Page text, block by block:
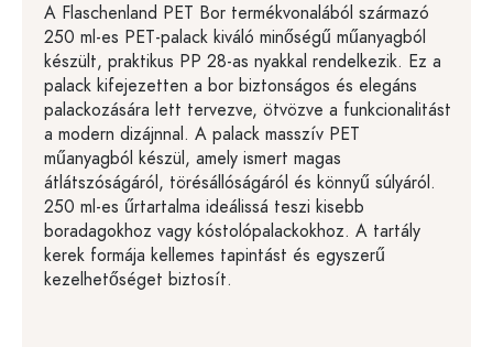
A Flaschenland PET Bor termékvonalából származó
250 ml-es PET-palack kiváló minőségű műanyagból
készült, praktikus PP 28-as nyakkal rendelkezik. Ez a
palack kifejezetten a bor biztonságos és elegáns
palackozására lett tervezve, ötvözve a funkcionalitást
a modern dizájnnal. A palack masszív PET
műanyagból készül, amely ismert magas
átlátszóságáról, törésállóságáról és könnyű súlyáról.
250 ml-es űrtartalma ideálissá teszi kisebb
boradagokhoz vagy kóstolópalackokhoz. A tartály
kerek formája kellemes tapintást és egyszerű
kezelhetőséget biztosít.